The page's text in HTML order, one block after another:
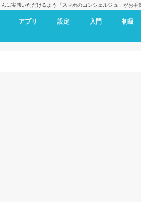
に実感いただけるよう「スマホのコンシェルジュ」がお手
アプリ 設定 入門 初級